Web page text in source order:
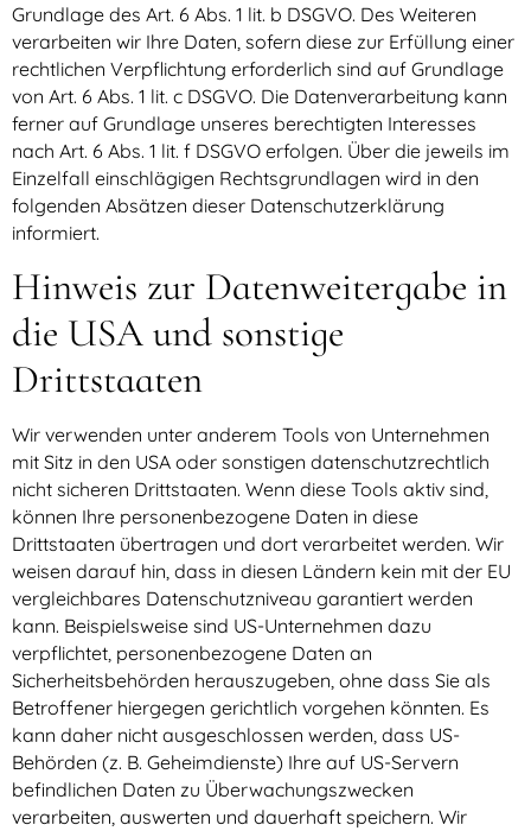
Grundlage des Art. 6 Abs. 1 lit. b DSGVO. Des Weiteren
verarbeiten wir Ihre Daten, sofern diese zur Erfüllung einer
rechtlichen Verpflichtung erforderlich sind auf Grundlage
von Art. 6 Abs. 1 lit. c DSGVO. Die Datenverarbeitung kann
ferner auf Grundlage unseres berechtigten Interesses
nach Art. 6 Abs. 1 lit. f DSGVO erfolgen. Über die jeweils im
Einzelfall einschlägigen Rechtsgrundlagen wird in den
folgenden Absätzen dieser Datenschutzerklärung
informiert.
Hinweis zur Datenweitergabe in
die USA und sonstige
Drittstaaten
Wir verwenden unter anderem Tools von Unternehmen
mit Sitz in den USA oder sonstigen datenschutzrechtlich
nicht sicheren Drittstaaten. Wenn diese Tools aktiv sind,
können Ihre personenbezogene Daten in diese
Drittstaaten übertragen und dort verarbeitet werden. Wir
weisen darauf hin, dass in diesen Ländern kein mit der EU
vergleichbares Datenschutzniveau garantiert werden
kann. Beispielsweise sind US-Unternehmen dazu
verpflichtet, personenbezogene Daten an
Sicherheitsbehörden herauszugeben, ohne dass Sie als
Betroffener hiergegen gerichtlich vorgehen könnten. Es
kann daher nicht ausgeschlossen werden, dass US-
Behörden (z. B. Geheimdienste) Ihre auf US-Servern
befindlichen Daten zu Überwachungszwecken
verarbeiten, auswerten und dauerhaft speichern. Wir